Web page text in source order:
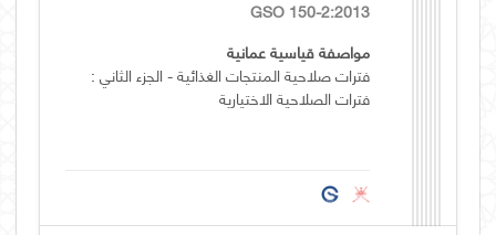
GSO 150-2:2013
مواصفة قياسية عمانية
فترات صلاحية المنتجات الغذائية - الجزء الثاني :
فترات الصلاحية الاختيارية